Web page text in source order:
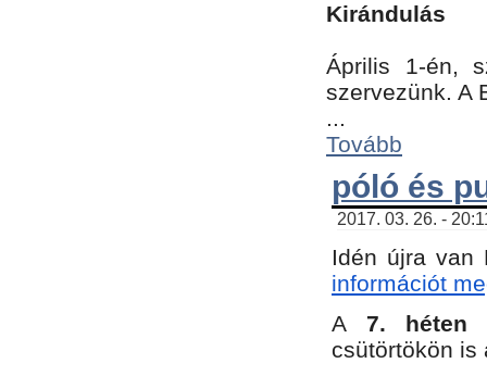
Kirándulás
Április 1-én,
szervezünk. A
...
Tovább
póló és
2017. 03. 26. -
Idén újra van
információt
A 7. héten
csütörtökön is